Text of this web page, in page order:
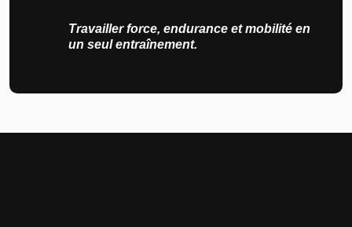
Travailler force, endurance et mobilité en
un seul entraînement.